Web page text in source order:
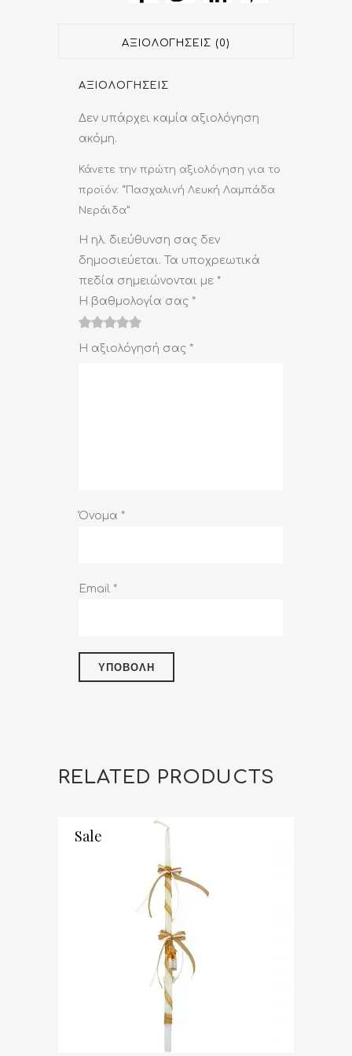
ΑΞΙΟΛΟΓΉΣΕΙΣ (0)
ΑΞΙΟΛΟΓΉΣΕΙΣ
Δεν υπάρχει καμία αξιολόγηση
ακόμη.
Κάνετε την πρώτη αξιολόγηση για το
προϊόν: “Πασχαλινή Λευκή Λαμπάδα
Νεράιδα”
Η ηλ. διεύθυνση σας δεν
δημοσιεύεται.
Τα υποχρεωτικά
πεδία σημειώνονται με *
Η βαθμολογία σας *
Η αξιολόγησή σας *
Όνομα *
Email *
RELATED PRODUCTS
Sale